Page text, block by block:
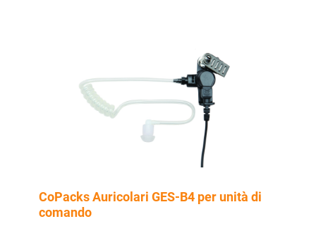
CoPacks Auricolari GES-B4 per unità di
comando